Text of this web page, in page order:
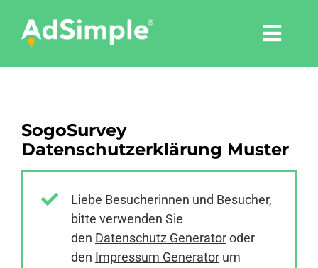
content
Tools
Pressemitteilungen
SogoSurvey
Datenschutzerklärung Muster
Liebe Besucherinnen und Besucher,
bitte verwenden Sie
den Datenschutz Generatoroder
den Impressum Generator um